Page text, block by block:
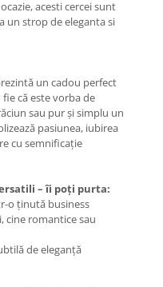
acesti cercei sunt
un strop de eleganta si
un cadou perfect
că este vorba de
sau pur și simplu un
pasiunea, iubirea
cu semnificație
– îi poți purta:
o ținută business
cine romantice sau
de eleganță